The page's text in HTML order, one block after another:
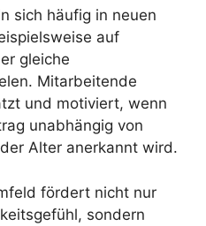
sich häufig in neuen
auf
gleiche
Mitarbeitende
und motiviert, wenn
unabhängig von
Alter anerkannt wird.
fördert nicht nur
sondern